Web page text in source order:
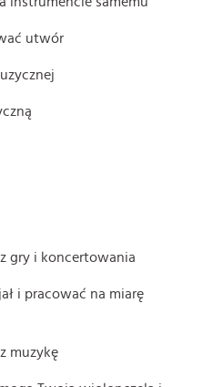
utwór
gry i koncertowania
i pracować na miarę
muzykę